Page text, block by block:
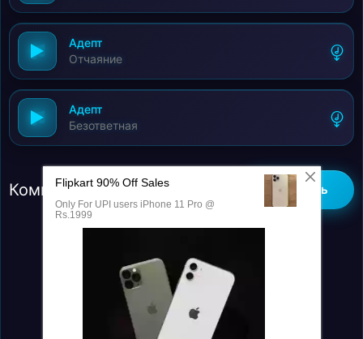
Адепт
Отчаяние
Адепт
Безответная
Комментарии (0) Добавить